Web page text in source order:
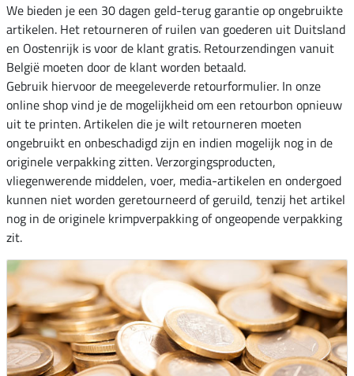
We bieden je een 30 dagen geld-terug garantie op ongebruikte
artikelen. Het retourneren of ruilen van goederen uit Duitsland
en Oostenrijk is voor de klant gratis. Retourzendingen vanuit
België moeten door de klant worden betaald.
Gebruik hiervoor de meegeleverde retourformulier. In onze
online shop vind je de mogelijkheid om een retourbon opnieuw
uit te printen. Artikelen die je wilt retourneren moeten
ongebruikt en onbeschadigd zijn en indien mogelijk nog in de
originele verpakking zitten. Verzorgingsproducten,
vliegenwerende middelen, voer, media-artikelen en ondergoed
kunnen niet worden geretourneerd of geruild, tenzij het artikel
nog in de originele krimpverpakking of ongeopende verpakking
zit.